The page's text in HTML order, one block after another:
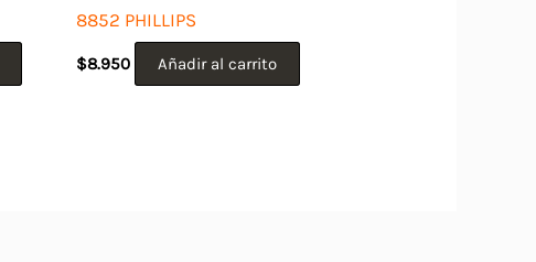
8852 PHILLIPS
$8.950 Añadir al carrito